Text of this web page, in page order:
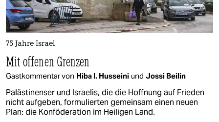
75 Jahre Israel
Mit offenen Grenzen
Gastkommentar von Hiba I. Husseini und Jossi Beilin
Palästinenser und Israelis, die die Hoffnung auf Frieden
nicht aufgeben, formulierten gemeinsam einen neuen
Plan: die Konföderation im Heiligen Land.